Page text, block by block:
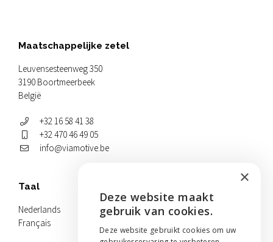
Maatschappelijke zetel
Leuvensesteenweg 350
3190 Boortmeerbeek
België
+32 16 58 41 38
+32 470 46 49 05
info@viamotive.be
Taal
Nederlands
Français
ENGLISH
×
Deze website maakt
gebruik van cookies.
Deze website gebruikt cookies om uw